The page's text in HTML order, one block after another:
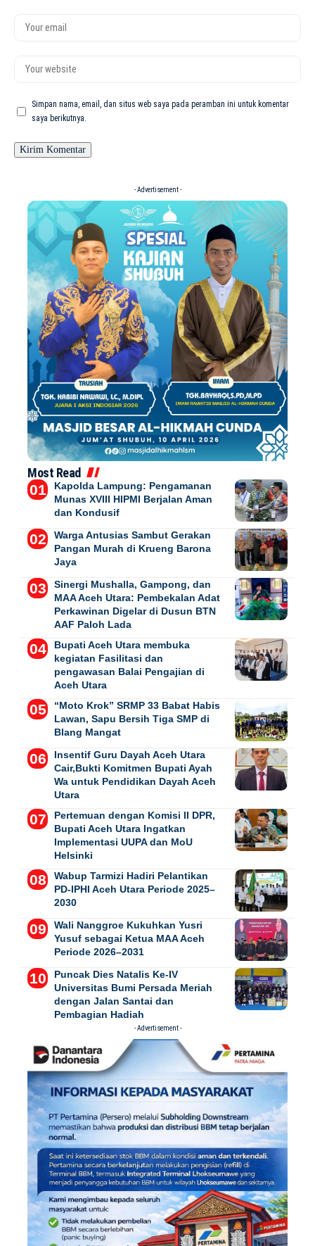
Simpan nama, email, dan situs web saya pada peramban ini untuk komentar
saya berikutnya.
- Advertisement -
Most Read
Kapolda Lampung: Pengamanan
Munas XVIII HIPMI Berjalan Aman
dan Kondusif
Warga Antusias Sambut Gerakan
Pangan Murah di Krueng Barona
Jaya
Sinergi Mushalla, Gampong, dan
MAA Aceh Utara: Pembekalan Adat
Perkawinan Digelar di Dusun BTN
AAF Paloh Lada
Bupati Aceh Utara membuka
kegiatan Fasilitasi dan
pengawasan Balai Pengajian di
Aceh Utara
“Moto Krok” SRMP 33 Babat Habis
Lawan, Sapu Bersih Tiga SMP di
Blang Mangat
Insentif Guru Dayah Aceh Utara
Cair,Bukti Komitmen Bupati Ayah
Wa untuk Pendidikan Dayah Aceh
Utara
Pertemuan dengan Komisi II DPR,
Bupati Aceh Utara Ingatkan
Implementasi UUPA dan MoU
Helsinki
Wabup Tarmizi Hadiri Pelantikan
PD-IPHI Aceh Utara Periode 2025–
2030
Wali Nanggroe Kukuhkan Yusri
Yusuf sebagai Ketua MAA Aceh
Periode 2026–2031
Puncak Dies Natalis Ke-IV
Universitas Bumi Persada Meriah
dengan Jalan Santai dan
Pembagian Hadiah
- Advertisement -